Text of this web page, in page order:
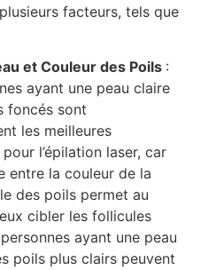
facteurs, tels que
et Couleur des Poils :
ayant une peau claire
foncés sont
les meilleures
l’épilation laser, car
entre la couleur de la
des poils permet au
cibler les follicules
ayant une peau
poils plus clairs peuvent